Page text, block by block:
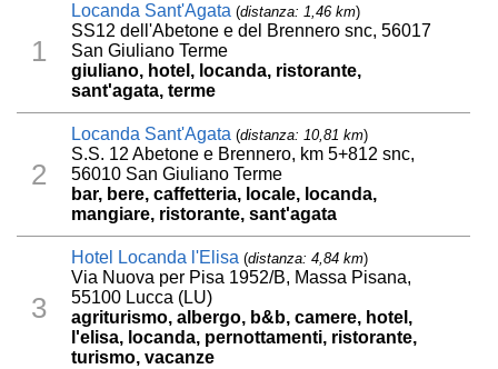
1
Locanda Sant'Agata (distanza: 1,46 km)
SS12 dell'Abetone e del Brennero snc, 56017
San Giuliano Terme
giuliano, hotel, locanda, ristorante,
sant'agata, terme
2
Locanda Sant'Agata (distanza: 10,81 km)
S.S. 12 Abetone e Brennero, km 5+812 snc,
56010 San Giuliano Terme
bar, bere, caffetteria, locale, locanda,
mangiare, ristorante, sant'agata
3
Hotel Locanda l'Elisa (distanza: 4,84 km)
Via Nuova per Pisa 1952/B, Massa Pisana,
55100 Lucca (LU)
agriturismo, albergo, b&b, camere, hotel,
l'elisa, locanda, pernottamenti, ristorante,
turismo, vacanze